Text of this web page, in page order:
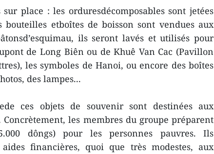
sur place : les orduresdécomposables sont jetées
bouteilles etboîtes de boisson sont vendues aux
ils seront lavés et utilisés pour
de Long Biên ou de Khuê Van Cac (Pavillon
les symboles de Hanoi, ou encore des boîtes
des lampes...
ces objets de souvenir sont destinées aux
les membres du groupe préparent
dôngs) pour les personnes pauvres. Ils
aides financières, quoi que très modestes, aux